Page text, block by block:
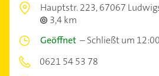
Hauptstr. 223,67067
3,4 km
Geöffnet –Schließt um 12:00
0621 54 53 78